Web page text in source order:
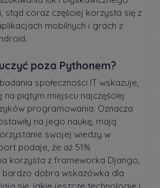
stąd coraz częściej korzysta się z
mobilnych i grach z
poza Pythonem?
społeczności IT wskazuje,
na piątym miejscu najczęściej
programowania. Oznacza
na jego naukę, mają
swojej wiedzy w
podaje, że aż 51%
korzysta z frameworka Django,
bardzo dobra wskazówka dla